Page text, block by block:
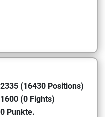
2335 (16430 Positions)
1600 (0 Fights)
0 Punkte.